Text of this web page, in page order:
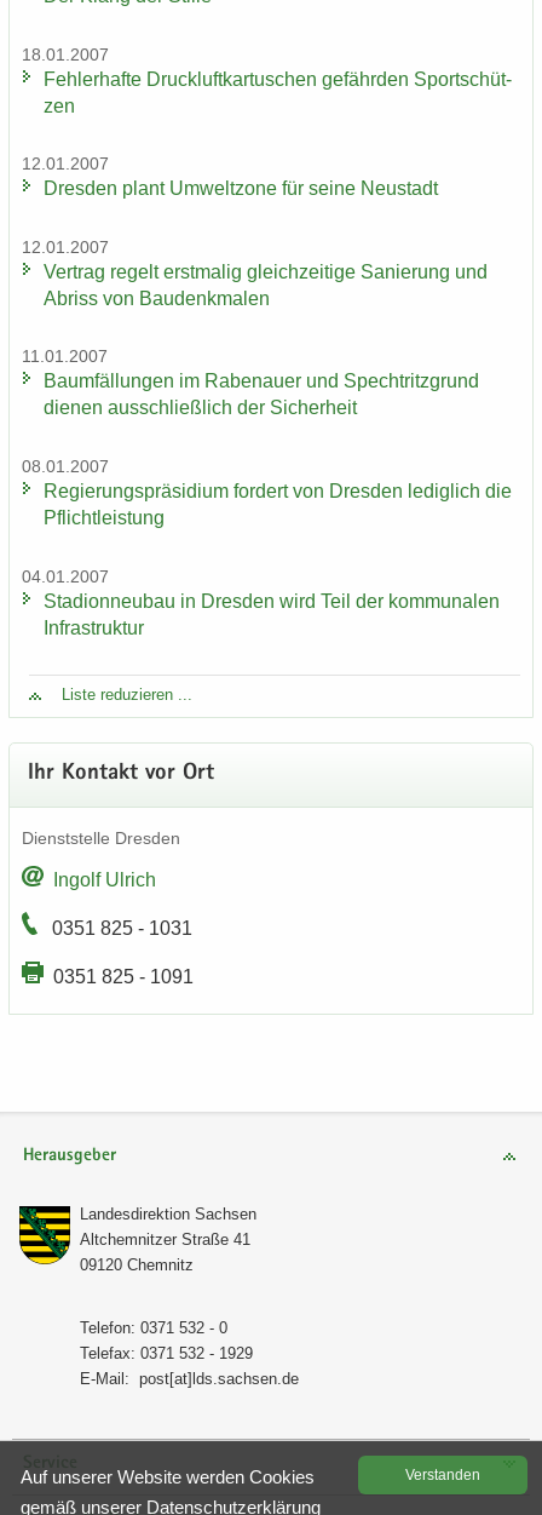
18.01.2007
Feh­ler­haf­te Druck­luft­kar­tu­schen ge­fähr­den Sport­schüt­
zen
12.01.2007
Dres­den plant Um­welt­zo­ne für seine Neu­stadt
12.01.2007
Ver­trag re­gelt erst­ma­lig gleich­zei­ti­ge Sa­nie­rung und
Ab­riss von Bau­denk­ma­len
11.01.2007
Baum­fäl­lun­gen im Ra­be­nau­er und Spech­tritz­grund
die­nen aus­schließ­lich der Si­cher­heit
08.01.2007
Re­gie­rungs­prä­si­di­um for­dert von Dres­den le­dig­lich die
Pflicht­leis­tung
04.01.2007
Sta­di­on­neu­bau in Dres­den wird Teil der kom­mu­na­len
In­fra­struk­tur
Liste re­du­zie­ren ...
Ihr Kon­takt vor Ort
Dienst­stel­le Dres­den
In­golf Ul­rich
0351 825 - 1031
0351 825 - 1091
Herausgeber
Lan­des­di­rek­ti­on Sach­sen
Alt­chem­nit­zer Stra­ße 41
09120 Chem­nitz
Te­le­fon: 0371 532 - 0
Te­le­fax: 0371 532 - 1929
E-​Mail: post[at]lds.sach­sen.de
Ver­stan­den
Auf un­se­rer Web­site wer­den Coo­kies
gemäß un­se­rer Da­ten­schutz­er­klä­rung